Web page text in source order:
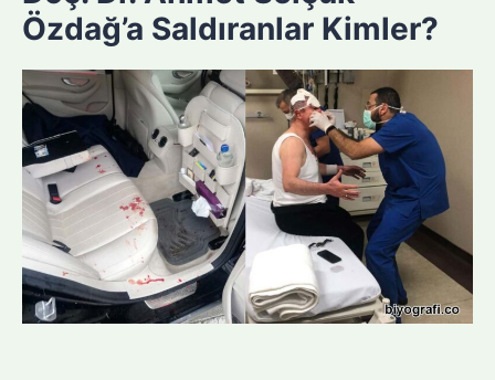
Özdağ’a Saldıranlar Kimler?